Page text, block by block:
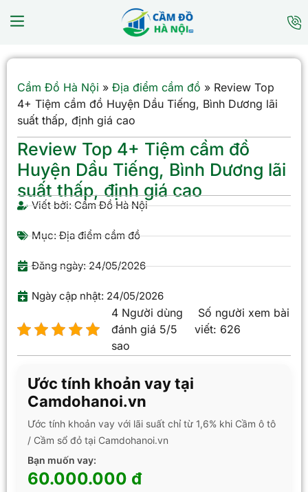
Cầm Đồ Hà Nội » Địa điểm cầm đồ » Review Top
4+ Tiệm cầm đồ Huyện Dầu Tiếng, Bình Dương lãi
suất thấp, định giá cao
Review Top 4+ Tiệm cầm đồ
Huyện Dầu Tiếng, Bình Dương lãi
suất thấp, định giá cao
Viết bởi:Cầm Đồ Hà Nội
Mục: Địa điểm cầm đồ
Đăng ngày: 24/05/2026
Ngày cập nhật: 24/05/2026
4 Người dùng
đánh giá 5/5
sao
Số người xem bài
viết: 626
Ước tính khoản vay tại
Camdohanoi.vn
Ước tính khoản vay với lãi suất chỉ từ 1,6% khi Cầm ô tô
/ Cầm sổ đỏ tại Camdohanoi.vn
Bạn muốn vay:
60.000.000 đ